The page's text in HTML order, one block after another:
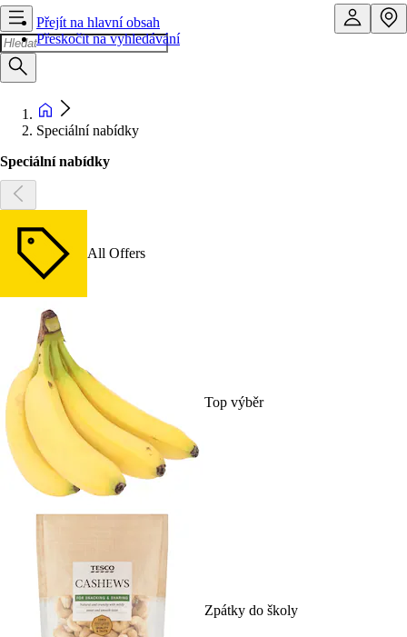
Přejít na hlavní obsah
Přeskočit na vyhledávání
Speciální nabídky
Speciální nabídky
All Offers
Top výběr
Zpátky do školy